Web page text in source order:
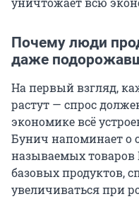
Почему люди
даже
На первый взгляд,
растут — спрос
экономике всё
Бунич напоминает о
называемых
базовых продуктов,
увеличиваться при